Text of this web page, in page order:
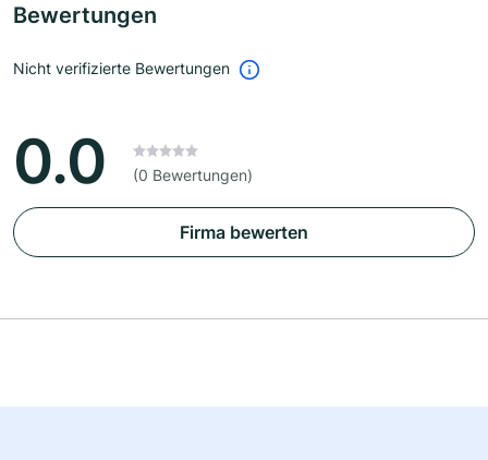
Bewertungen
Nicht verifizierte Bewertungen
0.0 (0 Bewertungen)
Firma bewerten